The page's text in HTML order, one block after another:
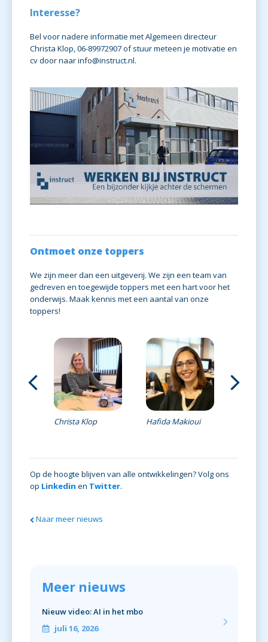
Interesse?
Bel voor nadere informatie met Algemeen directeur
Christa Klop, 06-89972907 of stuur meteen je motivatie en
cv door naarinfo@instruct.nl.
Ontmoet onze toppers
We zijn meer dan een uitgeverij. We zijn een team van
gedreven en toegewijde toppers met een hart voor het
onderwijs. Maak kennis met een aantal van onze
toppers!
Christa Klop Hafida Makioui
Op de hoogte blijven van alle ontwikkelingen? Volg ons
op Linkedin en Twitter.
Naar meer nieuws
Meer nieuws
Nieuw video: AI in het mbo
juli 16, 2026